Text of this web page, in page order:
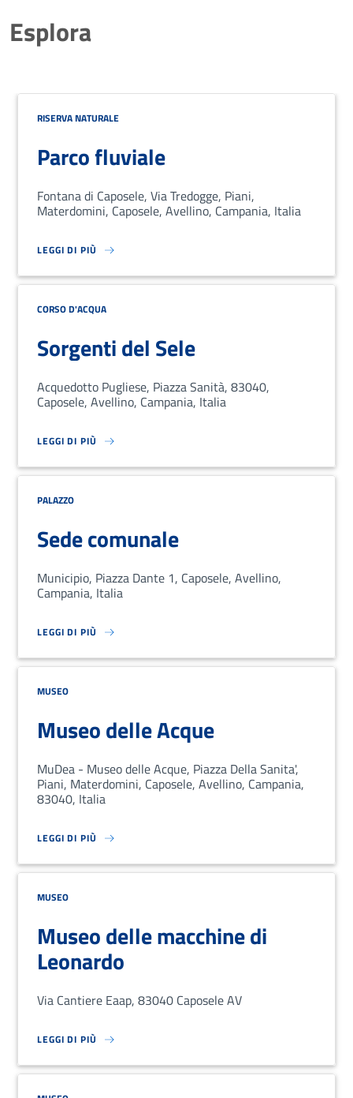
Esplora
RISERVA NATURALE
Parco fluviale
Fontana di Caposele, Via Tredogge, Piani,
Materdomini, Caposele, Avellino, Campania, Italia
LEGGI DI PIÙ
SU LOREM IPSUM DOLOR SIT AMET, CONSECTETUR ADIPISCING
CORSO D'ACQUA
Sorgenti del Sele
Acquedotto Pugliese, Piazza Sanità, 83040,
Caposele, Avellino, Campania, Italia
LEGGI DI PIÙ
SU LOREM IPSUM DOLOR SIT AMET, CONSECTETUR ADIPISCING
PALAZZO
Sede comunale
Municipio, Piazza Dante 1, Caposele, Avellino,
Campania, Italia
LEGGI DI PIÙ
SU LOREM IPSUM DOLOR SIT AMET, CONSECTETUR ADIPISCING
MUSEO
Museo delle Acque
MuDea - Museo delle Acque, Piazza Della Sanita',
Piani, Materdomini, Caposele, Avellino, Campania,
83040, Italia
LEGGI DI PIÙ
SU LOREM IPSUM DOLOR SIT AMET, CONSECTETUR ADIPISCING
MUSEO
Museo delle macchine di
Leonardo
Via Cantiere Eaap, 83040 Caposele AV
LEGGI DI PIÙ
SU LOREM IPSUM DOLOR SIT AMET, CONSECTETUR ADIPISCING